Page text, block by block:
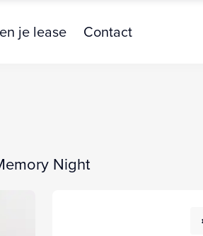
je lease Contact
Night